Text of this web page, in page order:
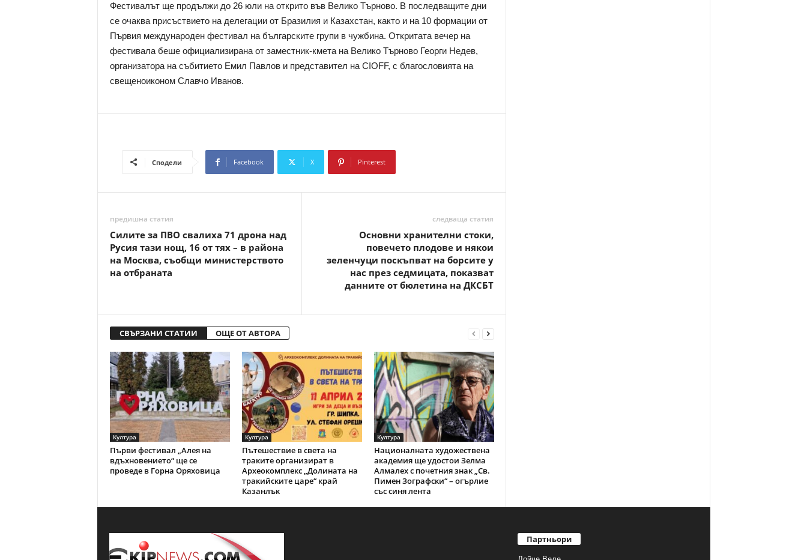
Фестивалът ще продължи до 26 юли на открито във Велико Търново. В последващите дни
се очаква присъствието на делегации от Бразилия и Казахстан, както и на 10 формации от
Първия международен фестивал на българските групи в чужбина. Откритата вечер на
фестивала беше официализирана от заместник-кмета на Велико Търново Георги Недев,
организатора на събитието Емил Павлов и представител на CIOFF, с благословията на
свещеноиконом Славчо Иванов.
Сподели Facebook X Pinterest
предишна статия
Силите за ПВО свалиха 71 дрона над
Русия тази нощ, 16 от тях – в района
на Москва, съобщи министерството
на отбраната
следваща статия
Основни хранителни стоки,
повечето плодове и някои
зеленчуци поскъпват на борсите у
нас през седмицата, показват
данните от бюлетина на ДКСБТ
СВЪРЗАНИ СТАТИИ ОЩЕ ОТ АВТОРА
Култура
Първи фестивал „Алея на
вдъхновението“ ще се
проведе в Горна Оряховица
Култура
Пътешествие в света на
траките организират в
Археокомплекс „Долината на
тракийските царе“ край
Казанлък
Култура
Националната художествена
академия ще удостои Зелма
Алмалех с почетния знак „Св.
Пимен Зографски“ – огърлие
със синя лента
Партньори